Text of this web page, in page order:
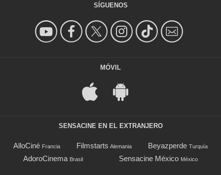
SÍGUENOS
MÓVIL
SENSACINE EN EL EXTRANJERO
AlloCiné Francia Filmstarts Alemania Beyazperde Turquía
AdoroCinema Brasil Sensacine México México